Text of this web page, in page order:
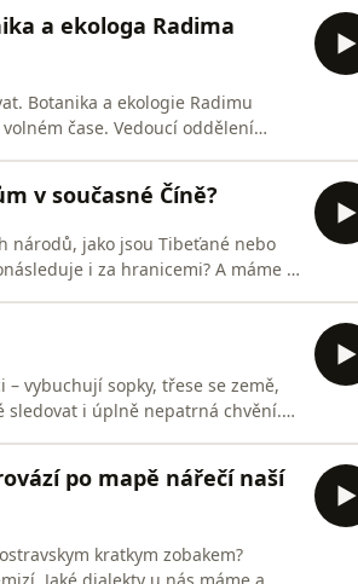
a ekologa Radima
Botanika a ekologie Radimu
čase. Vedoucí oddělení
podobu krajiny. Kromě
v současné Číně?
národů, jako jsou Tibeťané nebo
i za hranicemi? A máme o
Ondřeje Klimeše, který se
– vybuchují sopky, třese se země,
i úplně nepatrná chvění.
Leony Matuškové otištěného v
po mapě nářečí naší
kratkym zobakem?